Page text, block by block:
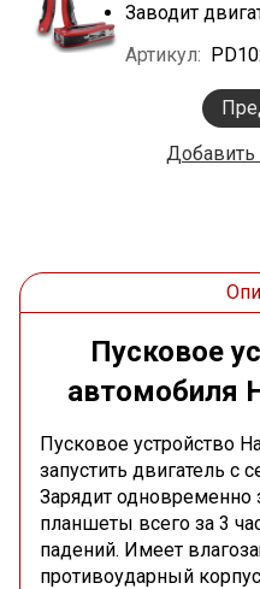
Заводит
Артикул:
Добавить
Пусковое
автомобиля
Пусковое устройство
запустить двигатель с
Зарядит одновременно
планшеты всего за 3
падений. Имеет
противоударный